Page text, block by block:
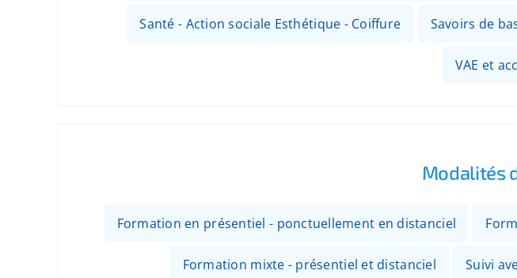
Santé - Action sociale Esthétique - Coiffure Savoirs de
VAE et
Modalités
Formation en présentiel - ponctuellement en distanciel
Formation mixte - présentiel et distanciel Suivi